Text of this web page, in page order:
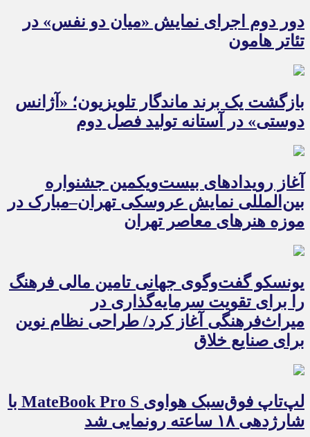
دور دوم اجرای نمایش «میان دو نفس» در
تئاتر هامون
بازگشت یک برند ماندگار تلویزیون؛ «آژانس
دوستی» در آستانه تولید فصل دوم
آغاز رویدادهای بیست‌ویکمین جشنواره
بین‌المللی نمایش عروسکی تهران–مبارک در
موزه هنرهای معاصر تهران
یونسکو گفت‌وگوی جهانی تامین مالی فرهنگ
را برای تقویت سرمایه‌گذاری در
میراث‌فرهنگی آغاز کرد/ طراحی نظام نوین
برای صنایع خلاق
لپ‌تاپ فوق‌سبک هواوی MateBook Pro S با
شارژدهی ۱۸ ساعته رونمایی شد